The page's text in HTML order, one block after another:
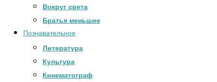
Вокруг света
Братья меньшие
Познавательное
Литература
Культура
Кинематограф